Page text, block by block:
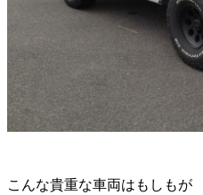
こんな貴重な車両はもしもが